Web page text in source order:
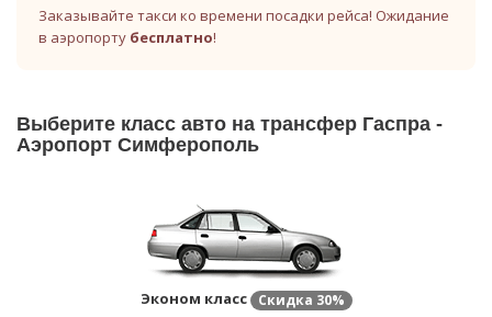
Заказывайте такси ко времени посадки рейса! Ожидание
в аэропорту бесплатно!
Выберите класс авто на трансфер Гаспра -
Аэропорт Симферополь
Эконом класс Скидка 30%